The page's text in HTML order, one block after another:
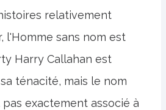
relativement
l'Homme sans nom est
Harry Callahan est
ténacité, mais le nom
exactement associé à